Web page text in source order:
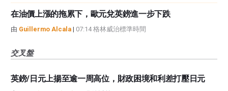
在油價上漲的拖累下，歐元兌英鎊進一步下跌
由 Guillermo Alcala | 07:14 格林威治標準時間
交叉盤
英鎊/日元上揚至逾一周高位，財政困境和利差打壓日元